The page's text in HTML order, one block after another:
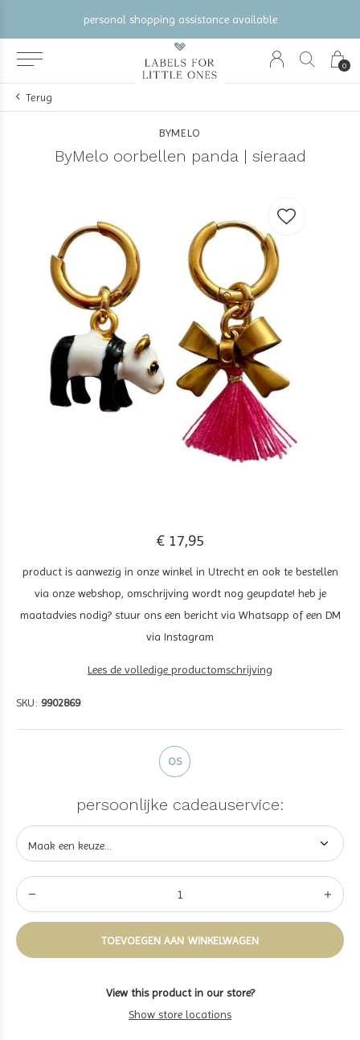
0
personal shopping assistance available
Terug
BYMELO
ByMelo oorbellen panda | sieraad
€ 17,95
product is aanwezig in onze winkel in Utrecht en ook te bestellen
via onze webshop, omschrijving wordt nog geupdate! heb je
maatadvies nodig? stuur ons een bericht via Whatsapp of een DM
via Instagram
Lees de volledige productomschrijving
SKU: 9902869
OS
persoonlijke cadeauservice:
TOEVOEGEN AAN WINKELWAGEN
View this product in our store?
Show store locations